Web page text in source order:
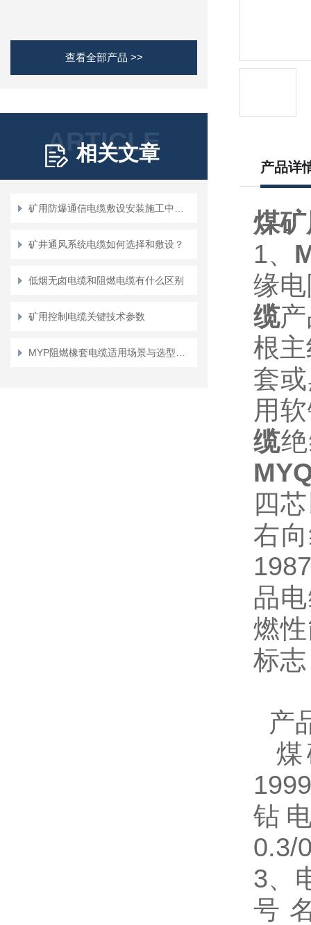
查看全部产品 >>
ARTICLE
相关文章
矿井通风系统电缆如何选择和敷设？
低烟无卤电缆和阻燃电缆有什么区别
矿用控制电缆关键技术参数
产品详
煤
1、
缘
缆
根
套
用
缆
四
右
1987
品
燃
标
产
钻
0.3/
3、
号